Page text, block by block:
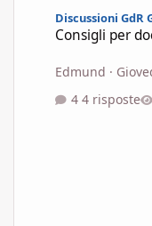
Discussioni GdR
Consigli per
Edmund ·
4 risposte